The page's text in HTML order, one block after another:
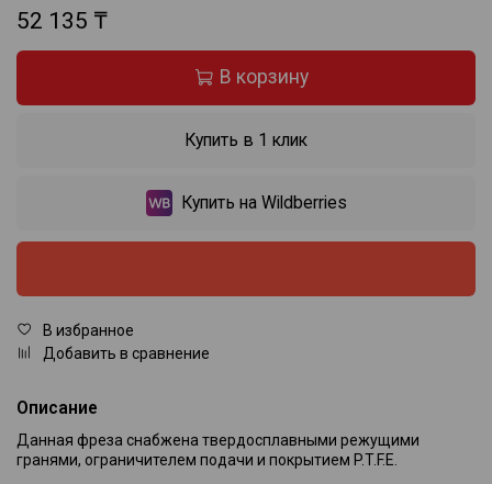
52 135 ₸
В корзину
Купить в 1 клик
Купить на Wildberries
В избранное
Добавить в сравнение
Описание
Данная фреза снабжена твердосплавными режущими
гранями, ограничителем подачи и покрытием P.T.F.E.